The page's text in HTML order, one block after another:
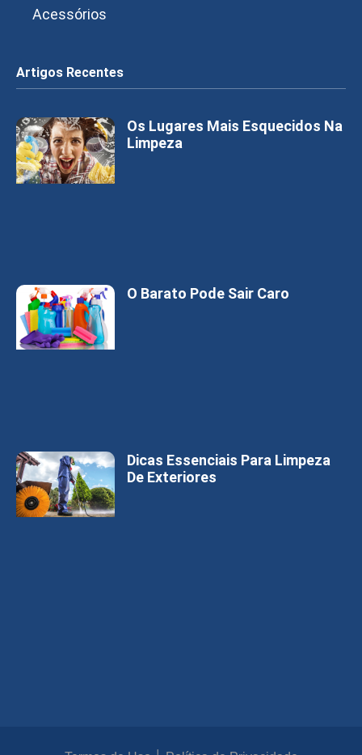
Acessórios
Artigos Recentes
Os Lugares Mais Esquecidos Na
Limpeza
O Barato Pode Sair Caro
Dicas Essenciais Para Limpeza
De Exteriores